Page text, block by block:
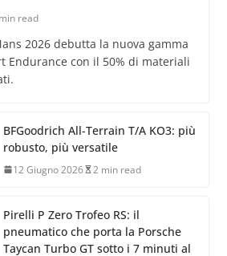
read
2026 debutta la nuova gamma
Endurance con il 50% di materiali
BFGoodrich All-Terrain T/A KO3: più
robusto, più versatile
12 Giugno 2026 2 min read
Pirelli P Zero Trofeo RS: il
pneumatico che porta la Porsche
Taycan Turbo GT sotto i 7 minuti al